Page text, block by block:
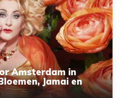
Amsterdam in
Jamai en